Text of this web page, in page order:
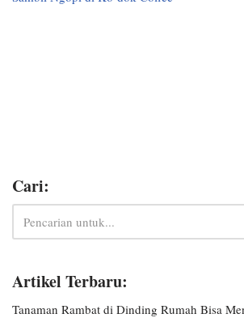
Cari:
Artikel Terbaru:
Tanaman Rambat di Dinding Rumah Bisa